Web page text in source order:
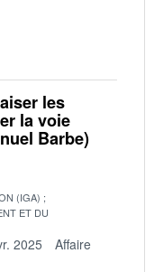
les
la voie
Barbe)
(IGA)
ET DU
2025
Affaire